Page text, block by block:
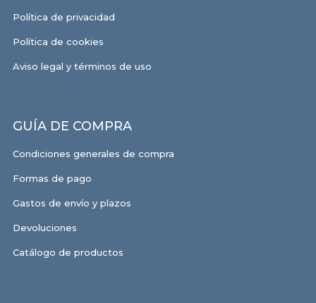
Política de privacidad
Política de cookies
Aviso legal y términos de uso
GUÍA DE COMPRA
Condiciones generales de compra
Formas de pago
Gastos de envío y plazos
Devoluciones
Catálogo de productos